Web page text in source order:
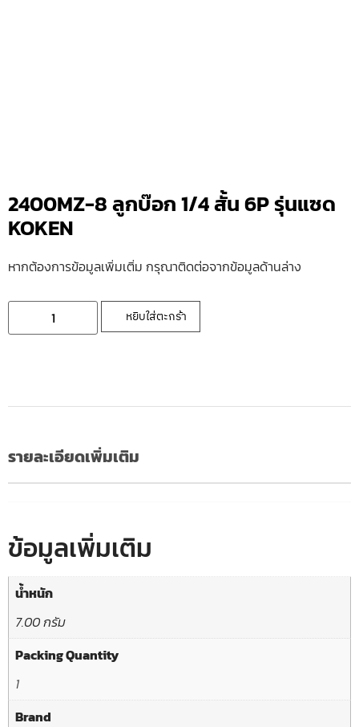
2400MZ-8 ลูกบ๊อก 1/4 สั้น 6P รุ่นแซด
KOKEN
หากต้องการข้อมูลเพิ่มเติ่ม กรุณาติดต่อจากข้อมูลด้านล่าง
หยิบใส่ตะกร้า
รายละเอียดเพิ่มเติม
ข้อมูลเพิ่มเติม
น้ำหนัก
7.00 กรัม
Packing Quantity
1
Brand